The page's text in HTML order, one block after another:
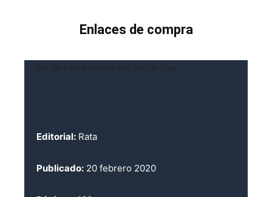
Enlaces de compra
No se han encontrado productos.
Editorial: Rata
Publicado: 20 febrero 2020